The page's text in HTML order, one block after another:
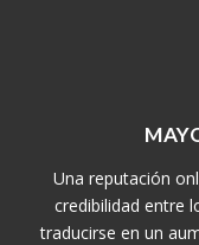
Una reputación
credibilidad entre
traducirse en un